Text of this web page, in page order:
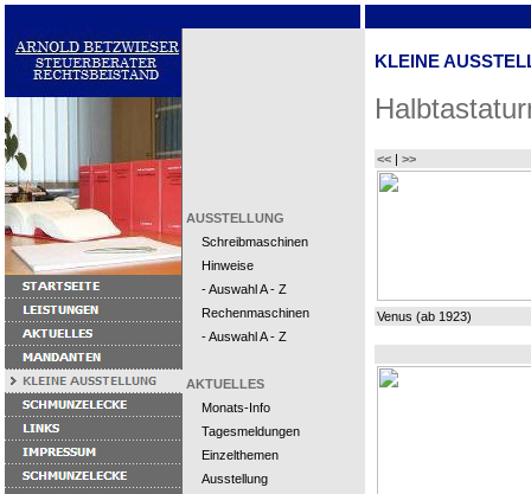
AUSSTELLUNG
Schreibmaschinen
Hinweise
- Auswahl A - Z
Rechenmaschinen
- Auswahl A - Z
AKTUELLES
Monats-Info
Tagesmeldungen
Einzelthemen
Ausstellung
KLEINE
<< | >>
Venus (ab 1923)